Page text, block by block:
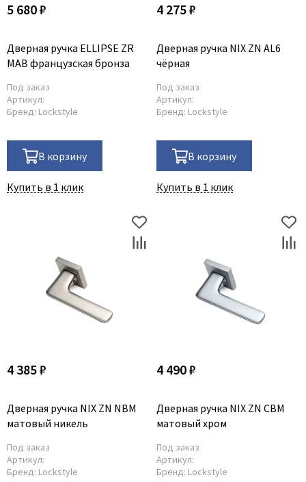
5 680 ₽
Дверная ручка ELLIPSE ZR
MAB французская бронза
Под заказ
Артикул:
Бренд: Lockstyle
В корзину
Купить в 1 клик
4 275 ₽
Дверная ручка NIX ZN AL6
чёрная
Под заказ
Артикул:
Бренд: Lockstyle
В корзину
Купить в 1 клик
4 385 ₽
Дверная ручка NIX ZN NBM
матовый никель
Под заказ
Артикул:
Бренд: Lockstyle
4 490 ₽
Дверная ручка NIX ZN CBM
матовый хром
Под заказ
Артикул:
Бренд: Lockstyle